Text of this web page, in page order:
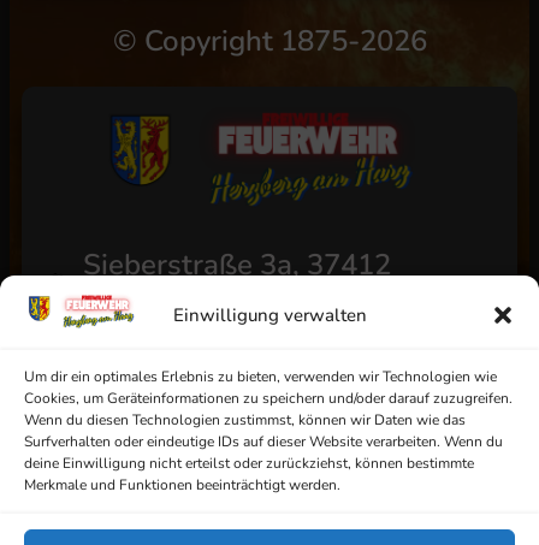
Einwilligung verwalten
Um dir ein optimales Erlebnis zu bieten, verwenden wir Technologien wie
Cookies, um Geräteinformationen zu speichern und/oder darauf zuzugreifen.
Wenn du diesen Technologien zustimmst, können wir Daten wie das
Surfverhalten oder eindeutige IDs auf dieser Website verarbeiten. Wenn du
deine Einwilligung nicht erteilst oder zurückziehst, können bestimmte
Merkmale und Funktionen beeinträchtigt werden.
© Copyright 1875-2026
Sieberstraße 3a, 37412
Herzberg am Harz
info@ff-herzberg.de
Impressum
Datenschutz